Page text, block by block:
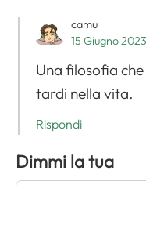
camu
15 Giugno
Una filosofia
tardi nella vita.
Rispondi
Dimmi la tua